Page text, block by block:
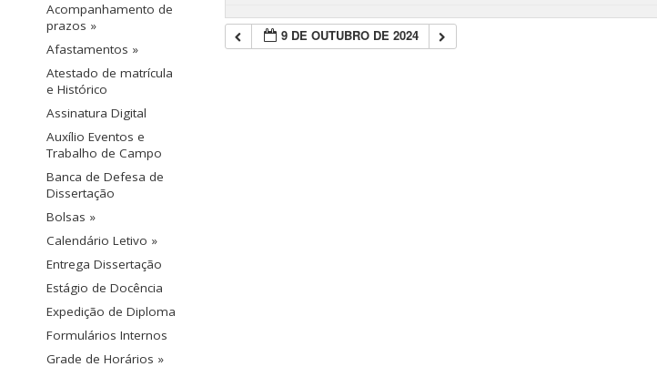
Acompanhamento de
prazos »
Afastamentos »
Atestado de matrícula
e Histórico
Assinatura Digital
Auxílio Eventos e
Trabalho de Campo
Banca de Defesa de
Dissertação
Bolsas »
Calendário Letivo »
Entrega Dissertação
Estágio de Docência
Expedição de Diploma
Formulários Internos
Grade de Horários »
9 DE OUTUBRO DE 2024